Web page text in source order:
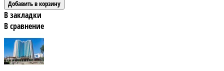
В закладки
В сравнение